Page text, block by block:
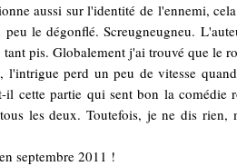
aussi sur l'identité de l'ennemi,
peu le dégonflé. Screugneugneu.
pis. Globalement j'ai trouvé que le
l'intrigue perd un peu de vitesse
il cette partie qui sent bon la
les deux. Toutefois, je ne dis
septembre 2011 !